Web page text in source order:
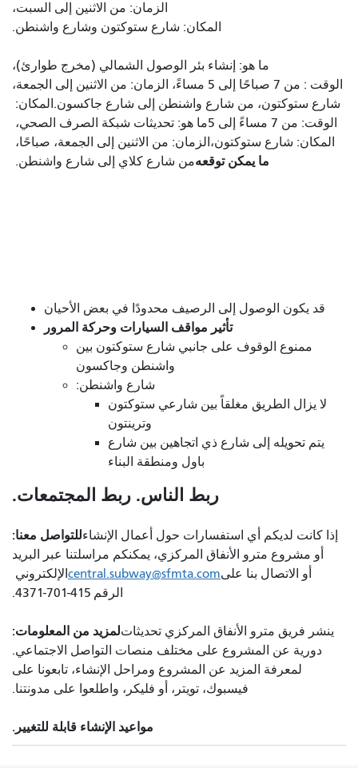
الزمان: من الاثنين إلى السبت،
المكان: شارع ستوكتون وشارع واشنطن.
ما هو: إنشاء بئر الوصول الشمالي (مخرج طوارئ)،
الوقت : من 7 صباحًا إلى 5 مساءً، الزمان: من الاثنين إلى الجمعة،
المكان: شارع ستوكتون، من شارع واشنطن إلى شارع جاكسون.
ما هو: تحديثات شبكة الصرف الصحي،الوقت: من 7 مساءً إلى 5
صباحًا، الزمان: من الاثنين إلى الجمعة، المكان: شارع ستوكتون،
من شارع كلاي إلى شارع واشنطن.ما يمكن توقعه
قد يكون الوصول إلى الرصيف محدودًا في بعض الأحيان
تأثير مواقف السيارات وحركة المرور
ممنوع الوقوف على جانبي شارع ستوكتون بين
واشنطن وجاكسون
شارع واشنطن:
لا يزال الطريق مغلقاً بين شارعي ستوكتون
وترينتون
يتم تحويله إلى شارع ذي اتجاهين بين شارع
باول ومنطقة البناء
ربط الناس. ربط المجتمعات.
للتواصل معنا:إذا كانت لديكم أي استفسارات حول أعمال الإنشاء
أو مشروع مترو الأنفاق المركزي، يمكنكم مراسلتنا عبر البريد
الإلكتروني central.subway@sfmta.comأو الاتصال بنا على
الرقم 415-701-4371.
لمزيد من المعلومات:ينشر فريق مترو الأنفاق المركزي تحديثات
دورية عن المشروع على مختلف منصات التواصل الاجتماعي.
لمعرفة المزيد عن المشروع ومراحل الإنشاء، تابعونا على
فيسبوك، تويتر، أو فليكر، واطلعوا على مدونتنا.
مواعيد الإنشاء قابلة للتغيير.